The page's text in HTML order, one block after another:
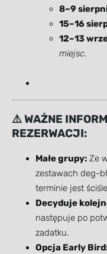
8–9
15–16
12–13
miejsc.
⚠️ WAŻNE
REZERWACJI:
Małe grupy: Ze
zestawach deg-
terminie jest
Decyduje
następuje po
zadatku.
Opcja Early